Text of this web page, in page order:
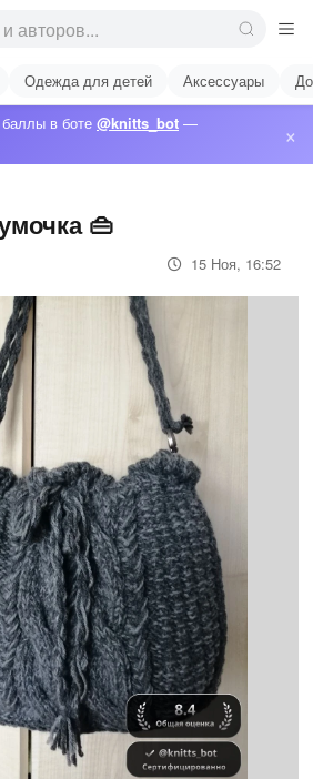
Одежда для детей Аксессуары
в боте @knitts_bot —
×
👜
15 Ноя, 16:52